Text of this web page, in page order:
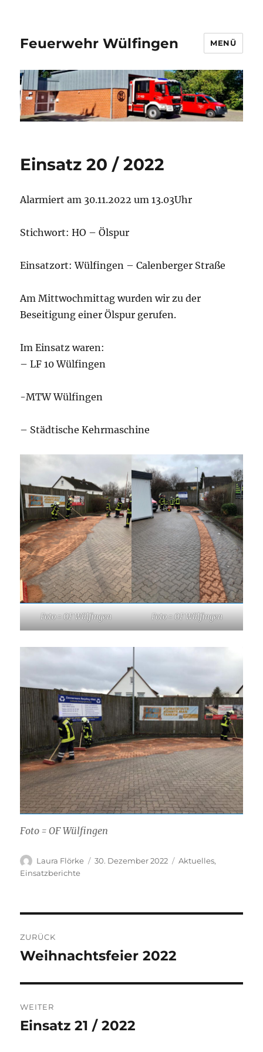
Feuerwehr Wülfingen MENÜ
Einsatz 20 / 2022
Alarmiert am 30.11.2022 um 13.03Uhr
Stichwort: HO – Ölspur
Einsatzort: Wülfingen – Calenberger Straße
Am Mittwochmittag wurden wir zu der
Beseitigung einer Ölspur gerufen.
Im Einsatz waren:
– LF 10 Wülfingen
-MTW Wülfingen
– Städtische Kehrmaschine
Foto = OF Wülfingen Foto = OF Wülfingen
Foto = OF Wülfingen
Autor
Laura Flörke
Veröffentlicht
30. Dezember 2022 Kategorien
Aktuelles,
Einsatzberichte
ZURÜCK
Vorheriger
Weihnachtsfeier 2022
WEITER
Nächster
Einsatz 21 / 2022